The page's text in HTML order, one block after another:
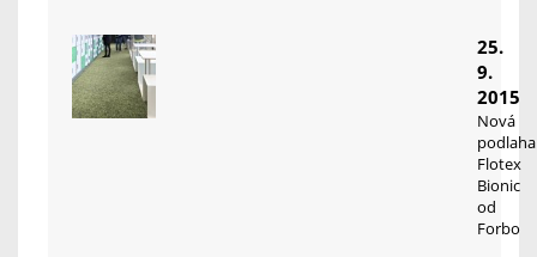
25.
9.
2015
Nová
podlaha
Flotex
Bionic
od
Forbo